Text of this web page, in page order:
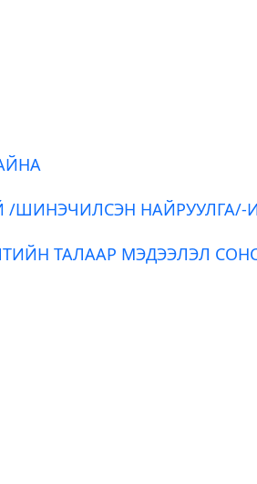
/ШИНЭЧИЛСЭН
ТАЛААР МЭДЭЭЛЭЛ